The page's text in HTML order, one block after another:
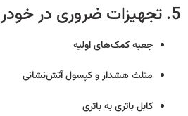
5. تجهیزات ضروری در خودرو
جعبه کمک‌های اولیه
مثلث هشدار و کپسول آتش‌نشانی
کابل باتری به باتری